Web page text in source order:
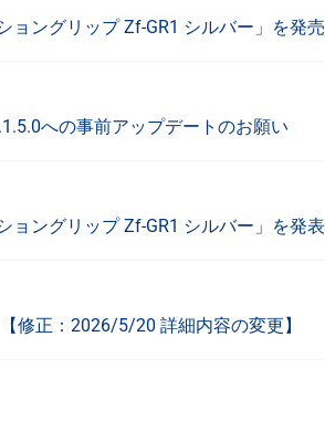
ョングリップ Zf-GR1 シルバー」を発売
への事前アップデートのお願い
ョングリップ Zf-GR1 シルバー」を発表
修正：2026/5/20 詳細内容の変更】